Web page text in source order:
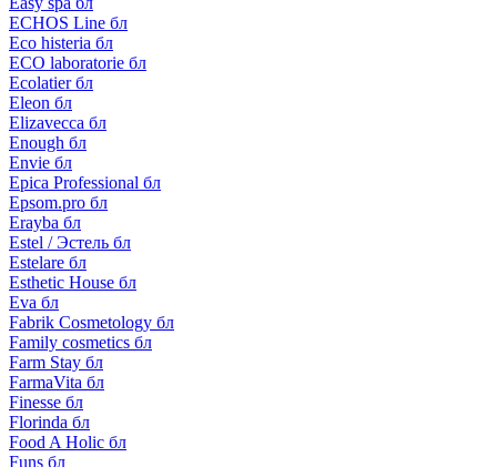
ECHOS Line бл
Eco histeria бл
ECO laboratorie бл
Ecolatier бл
Eleon бл
Elizavecca бл
Enough бл
Envie бл
Epica Professional бл
Epsom.pro бл
Erayba бл
Estel / Эстель бл
Estelare бл
Esthetic House бл
Eva бл
Fabrik Cosmetology бл
Family cosmetics бл
Farm Stay бл
FarmaVita бл
Finesse бл
Florinda бл
Food A Holic бл
Funs бл